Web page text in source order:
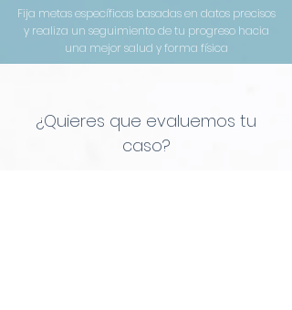
Fija metas específicas basadas en datos precisos
y realiza un seguimiento de tu progreso hacia
una mejor salud y forma física
¿Quieres que evaluemos tu
caso?